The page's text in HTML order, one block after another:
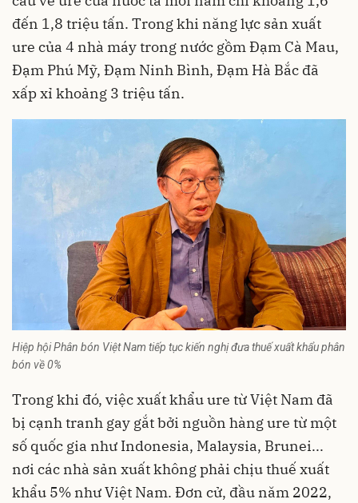
đến 1,8 triệu tấn. Trong khi năng lực sản xuất
ure của 4 nhà máy trong nước gồm Đạm Cà Mau,
Đạm Phú Mỹ, Đạm Ninh Bình, Đạm Hà Bắc đã
xấp xỉ khoảng 3 triệu tấn.
Hiệp hội Phân bón Việt Nam tiếp tục kiến nghị đưa thuế xuất khẩu phân
bón về 0%
Trong khi đó, việc xuất khẩu ure từ Việt Nam đã
bị cạnh tranh gay gắt bởi nguồn hàng ure từ một
số quốc gia như Indonesia, Malaysia, Brunei...
nơi các nhà sản xuất không phải chịu thuế xuất
khẩu 5% như Việt Nam. Đơn cử, đầu năm 2022,